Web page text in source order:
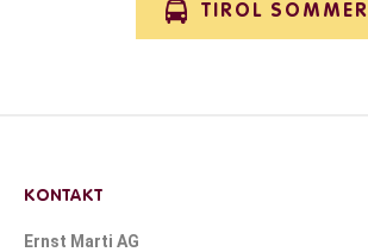
TIROL SOMMER
KONTAKT
Ernst Marti AG